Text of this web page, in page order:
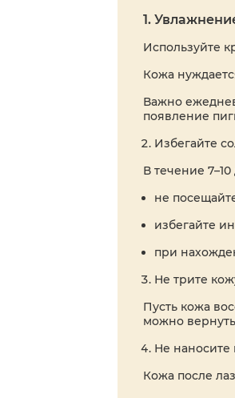
1.
Используйте
Кожа
Важно
появление
Избегайте
В течение
не
избегайте
при
Не трите
Пусть кожа
можно
Не наносите
Кожа после